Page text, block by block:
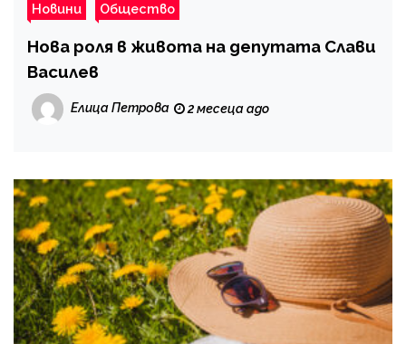
Новини Общество
Нова роля в живота на депутата Слави
Василев
Елица Петрова 2 месеца ago